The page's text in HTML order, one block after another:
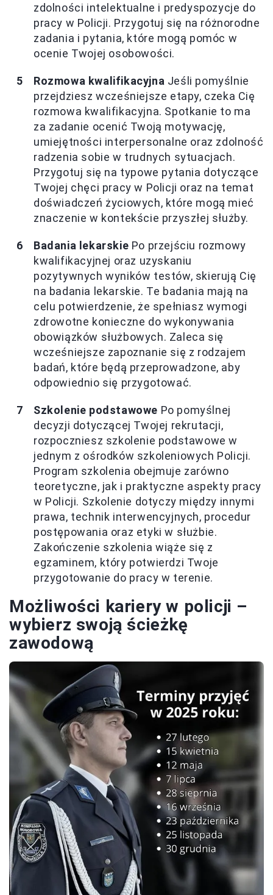
zdolności intelektualne i predyspozycje do
pracy w Policji. Przygotuj się na różnorodne
zadania i pytania, które mogą pomóc w
ocenie Twojej osobowości.
Rozmowa kwalifikacyjna Jeśli pomyślnie
przejdziesz wcześniejsze etapy, czeka Cię
rozmowa kwalifikacyjna. Spotkanie to ma
za zadanie ocenić Twoją motywację,
umiejętności interpersonalne oraz zdolność
radzenia sobie w trudnych sytuacjach.
Przygotuj się na typowe pytania dotyczące
Twojej chęci pracy w Policji oraz na temat
doświadczeń życiowych, które mogą mieć
znaczenie w kontekście przyszłej służby.
Badania lekarskie Po przejściu rozmowy
kwalifikacyjnej oraz uzyskaniu
pozytywnych wyników testów, skierują Cię
na badania lekarskie. Te badania mają na
celu potwierdzenie, że spełniasz wymogi
zdrowotne konieczne do wykonywania
obowiązków służbowych. Zaleca się
wcześniejsze zapoznanie się z rodzajem
badań, które będą przeprowadzone, aby
odpowiednio się przygotować.
Szkolenie podstawowe Po pomyślnej
decyzji dotyczącej Twojej rekrutacji,
rozpoczniesz szkolenie podstawowe w
jednym z ośrodków szkoleniowych Policji.
Program szkolenia obejmuje zarówno
teoretyczne, jak i praktyczne aspekty pracy
w Policji. Szkolenie dotyczy między innymi
prawa, technik interwencyjnych, procedur
postępowania oraz etyki w służbie.
Zakończenie szkolenia wiąże się z
egzaminem, który potwierdzi Twoje
przygotowanie do pracy w terenie.
Możliwości kariery w policji –
wybierz swoją ścieżkę
zawodową